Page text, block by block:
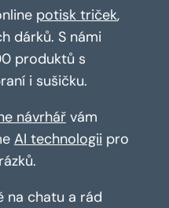
potisk triček,
dárků. S námi
produktů s
i sušičku.
návrhář vám
AI technologii pro
na chatu a rád